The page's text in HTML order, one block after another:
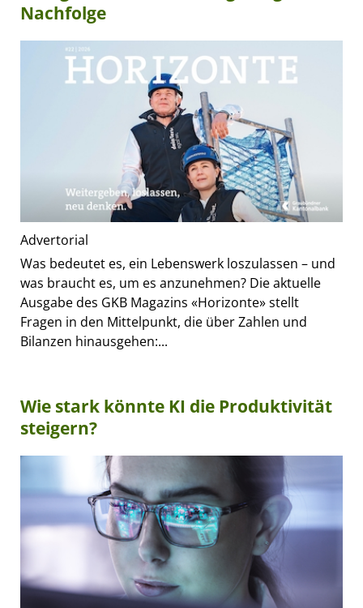
Nachfolge
Advertorial
Was bedeutet es, ein Lebenswerk loszulassen – und
was braucht es, um es anzunehmen? Die aktuelle
Ausgabe des GKB Magazins «Horizonte» stellt
Fragen in den Mittelpunkt, die über Zahlen und
Bilanzen hinausgehen:...
Wie stark könnte KI die Produktivität
steigern?